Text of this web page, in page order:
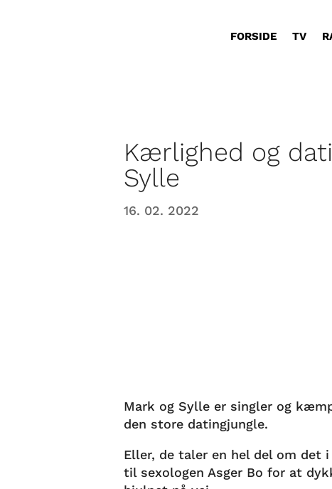
FORSIDE TV
Kærlighed og
Sylle
16. 02. 2022
Mark og Sylle er singler og
den store datingjungle.
Eller, de taler en hel del om det
til sexologen Asger Bo for at